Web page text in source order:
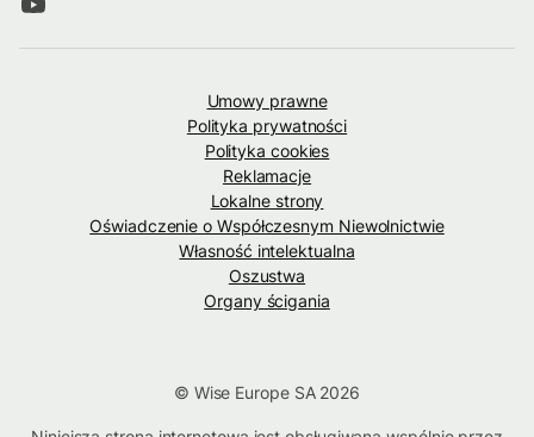
Umowy prawne
Polityka prywatności
Polityka cookies
Reklamacje
Lokalne strony
Oświadczenie o Współczesnym Niewolnictwie
Własność intelektualna
Oszustwa
Organy ścigania
© Wise Europe SA 2026